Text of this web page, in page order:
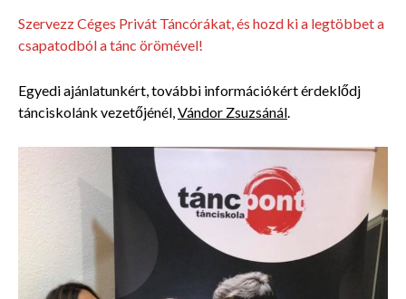
Szervezz Céges Privát Táncórákat, és hozd ki a legtöbbet a
csapatodból a tánc örömével!
Egyedi ajánlatunkért, további információkért érdeklődj
tánciskolánk vezetőjénél,Vándor Zsuzsánál.